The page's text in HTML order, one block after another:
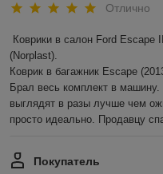
Отлично
Коврики в салон Ford Escape
(Norplast).
Коврик в багажник Escape
Брал весь комплект в
выглядят в разы лучше чем
просто идеально. Продавцу
Покупатель